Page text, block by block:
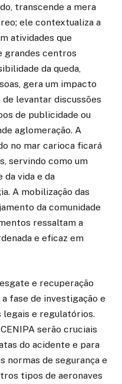
transcende a mera
ele contextualiza a
atividades que
grandes centros
da queda,
gera um impacto
levantar discussões
de publicidade ou
aglomeração. A
no mar carioca ficará
servindo como um
vida e da
A mobilização das
da comunidade
ressaltam a
e eficaz em
e recuperação
fase de investigação e
legais e regulatórios.
serão cruciais
do acidente e para
normas de segurança e
tipos de aeronaves